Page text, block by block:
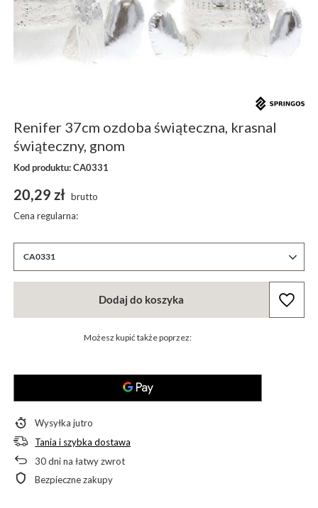
Renifer 37cm ozdoba świąteczna, krasnal
świąteczny, gnom
Kod produktu: CA0331
CA0331
20,29 zł brutto
Cena regularna:
Dodaj do koszyka
Możesz kupić także poprzez:
Wysyłkajutro
Tania i szybka dostawa
30dni na łatwy zwrot
Bezpieczne zakupy